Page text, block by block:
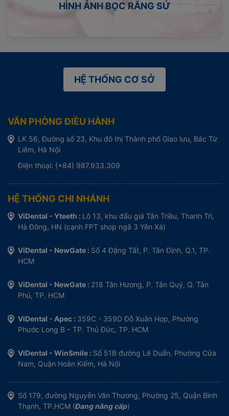
HÌNH ẢNH BỌC RĂNG SỨ
HỆ THỐNG CƠ SỞ
VĂN PHÒNG ĐIỀU HÀNH
LK 56, Đường số 23, Khu đô thị Thành phố Giao lưu, Bắc Từ
Liêm, Hà Nội
Điện thoại: (+84) 987.933.309
HỆ THỐNG CHI NHÁNH
ViDental - Yteeth : Lô 13, khu đấu giá Tân Triều, Thanh Trì,
Hà Đông, HN (cạnh FPT shop ngã 3 Yên Xá)
ViDental - NewGate : Số 4 Đặng Tất, P. Tân Định, Q.1, TP.
HCM
ViDental - NewGate : 218 Tân Hương, P. Tân Quý, Q. Tân
Phú, TP. HCM
ViDental - Apec : 359C - 359D Đỗ Xuân Hợp, Phường
Phước Long B – TP. Thủ Đức, TP. HCM
ViDental - WinSmile : Số 51B đường Lê Duẩn, Phường Cửa
Nam, Quận Hoàn Kiếm, Hà Nội
Số 179, đường Nguyễn Văn Thương, Phường 25, Quận Bình
Thạnh, TP.HCM (Đang nâng cấp)